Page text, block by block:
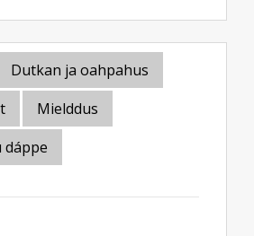
Dutkan ja oahpahus
Mielddus
dáppe